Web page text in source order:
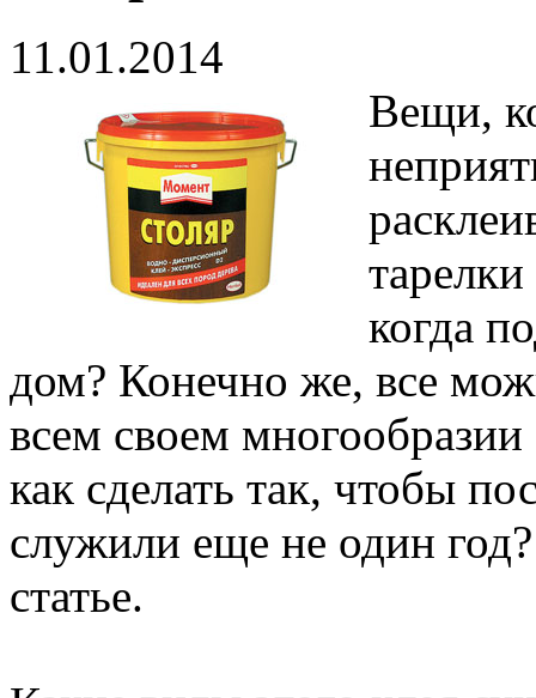
11.01.2014
Вещи,
когда
дом? Конечно же, все
всем своем
как сделать так, чтобы
служили еще не один
статье.